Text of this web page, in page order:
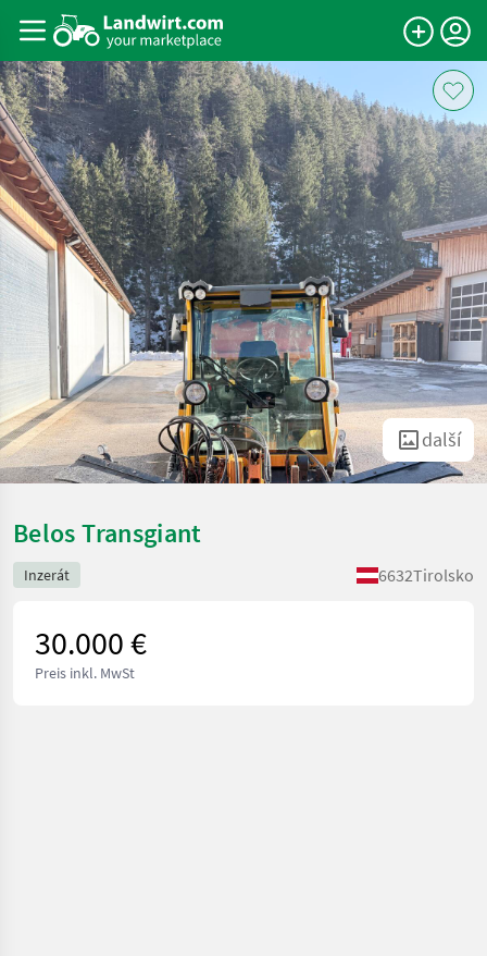
další
Belos Transgiant
Inzerát 6632Tirolsko
30.000 €
Preis inkl. MwSt